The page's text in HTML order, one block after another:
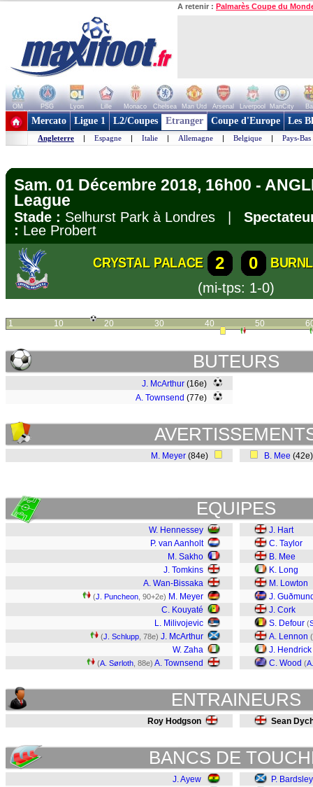
A retenir : Palmarès Coupe du
OM PSG Lyon Lille Monaco Chelsea Man Utd Arsenal Liverpool ManCity
+ de clubs
Mercato Ligue 1 L2/Coupes Etranger Coupe d'Europe Les
Angleterre | Espagne | Italie | Allemagne | Belgique | Pays-Bas
Sam. 01 Décembre 2018, 16h00 -
League
Stade : Selhurst Park à Londres |
: Lee Probert
CRYSTAL PALACE 2 0
(mi-tps: 1-0)
1 10 20 30 40 50
BUTEURS
J. McArthur (16e)
A. Townsend (77e)
M. Meyer (84e) B. Mee
EQUIPES
W. Hennessey
P. van Aanholt
M. Sakho
J. Tomkins
A. Wan-Bissaka
(J. Puncheon , 90+2e) M. Meyer
C. Kouyaté
L. Milivojevic
(J. Schlupp , 78e) J. McArthur
W. Zaha
(A. Sørloth , 88e) A. Townsend
J. Hart
C. Taylor
B. Mee
K. Long
M. Lowton
J.
J. Cork
S. Defour (
A. Lennon (
J. Hendrick
C. Wood (
ENTRAINEURS
Roy Hodgson Sean
BANCS DE
J. Ayew
P. Bardsley